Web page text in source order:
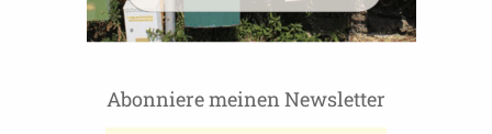
Abonniere meinen Newsletter